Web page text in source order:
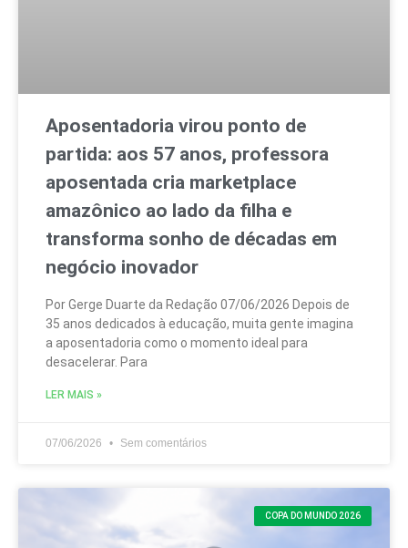
Aposentadoria virou ponto de
partida: aos 57 anos, professora
aposentada cria marketplace
amazônico ao lado da filha e
transforma sonho de décadas em
negócio inovador
Por Gerge Duarte da Redação 07/06/2026 Depois de
35 anos dedicados à educação, muita gente imagina
a aposentadoria como o momento ideal para
desacelerar. Para
LER MAIS »
07/06/2026 Sem comentários
COPA DO MUNDO 2026